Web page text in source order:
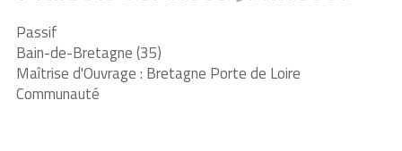
Passif
Bain-de-Bretagne (35)
Maîtrise d'Ouvrage : Bretagne Porte de Loire
Communauté